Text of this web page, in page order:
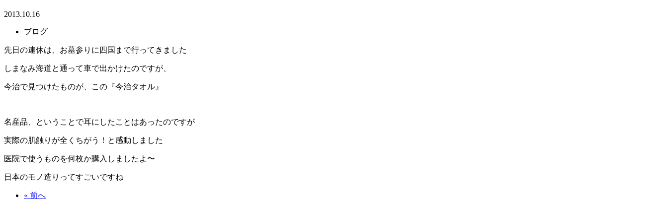
2013.10.16
ブログ
先日の連休は、お墓参りに四国まで行ってきました
しまなみ海道と通って車で出かけたのですが、
今治で見つけたものが、この『今治タオル』
名産品、ということで耳にしたことはあったのですが
実際の肌触りが全くちがう！と感動しました
医院で使うものを何枚か購入しましたよ〜
日本のモノ造りってすごいですね
« 前へ